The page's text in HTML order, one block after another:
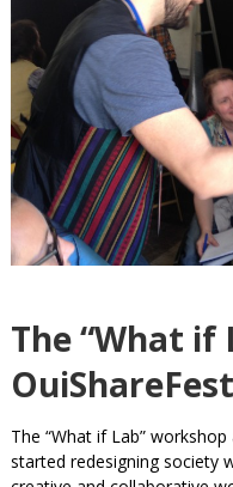
The “What if
The “What if Lab”
started redesigning society